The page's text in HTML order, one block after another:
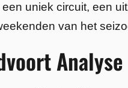
uniek circuit, een
van het
Analyse